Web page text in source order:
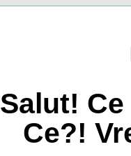
Salut!
Ce?!